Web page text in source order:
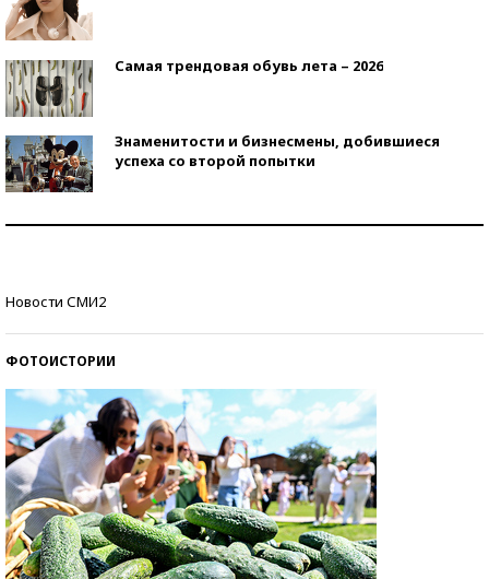
Самая трендовая обувь лета – 2026
Знаменитости и бизнесмены, добившиеся
успеха со второй попытки
Новости СМИ2
ФОТОИСТОРИИ